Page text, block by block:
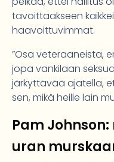
tavoittaakseen
haavoittuvimmat.
”Osa veteraaneista,
jopa vankilaan
järkyttävää ajatella,
sen, mikä heille lain
Pam
uran